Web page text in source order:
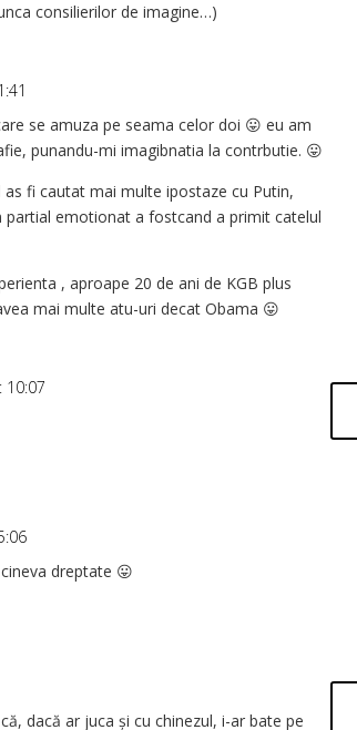
consilierilor de imagine…)
se amuza pe seama celor doi 😛 eu am
punandu-mi imagibnatia la contrbutie. 😛
fi cautat mai multe ipostaze cu Putin,
partial emotionat a fostcand a primit catelul
, aproape 20 de ani de KGB plus
mai multe atu-uri decat Obama 😛
10:07
dreptate 😛
dacă ar juca și cu chinezul, i-ar bate pe